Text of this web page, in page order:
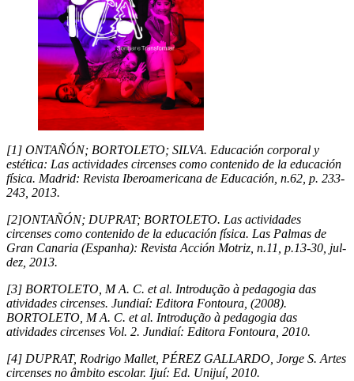
[1] ONTAÑÓN; BORTOLETO; SILVA. Educación corporal y
estética: Las actividades circenses como contenido de la educación
física. Madrid: Revista Iberoamericana de Educación, n.62, p. 233-
243, 2013.
[2]ONTAÑÓN; DUPRAT; BORTOLETO. Las actividades
circenses como contenido de la educación física. Las Palmas de
Gran Canaria (Espanha): Revista Acción Motriz, n.11, p.13-30, jul-
dez, 2013.
[3] BORTOLETO, M A. C. et al. Introdução à pedagogia das
atividades circenses. Jundiaí: Editora Fontoura, (2008).
​BORTOLETO, M A. C. et al. Introdução à pedagogia das
atividades circenses Vol. 2. Jundiaí: Editora Fontoura, 2010.
[4] DUPRAT, Rodrigo Mallet, PÉREZ GALLARDO, Jorge S. Artes
circenses no âmbito escolar. Ijuí: Ed. Unijuí, 2010.